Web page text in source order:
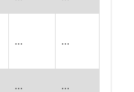
... ...
... ...